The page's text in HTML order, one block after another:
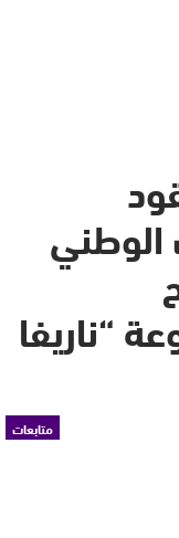
الوطني
“ناريفا
متابعات